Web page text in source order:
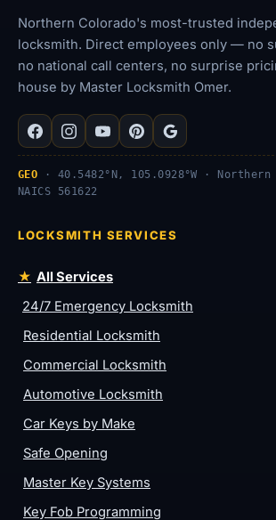
Northern Colorado's most-trusted
locksmith. Direct employees only — no
no national call centers, no surprise
house by Master Locksmith Omer.
GEO · 40.5482°N, 105.0928°W · Northern
NAICS 561622
LOCKSMITH SERVICES
All Services
24/7 Emergency Locksmith
Residential Locksmith
Commercial Locksmith
Automotive Locksmith
Car Keys by Make
Safe Opening
Master Key Systems
Key Fob Programming